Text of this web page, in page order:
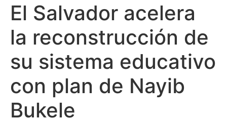
El Salvador acelera
la reconstrucción de
su sistema educativo
con plan de Nayib
Bukele